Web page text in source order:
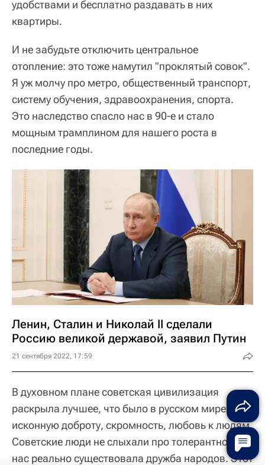
удобствами и бесплатно раздавать в них
квартиры.
И не забудьте отключить центральное
отопление: это тоже намутил "проклятый совок".
Я уж молчу про метро, общественный транспорт,
систему обучения, здравоохранения, спорта.
Это наследство спасло нас в 90-е и стало
мощным трамплином для нашего роста в
последние годы.
Ленин, Сталин и Николай II сделали
Россию великой державой, заявил Путин
21 сентября 2022, 17:59
В духовном плане советская цивилизация
раскрыла лучшее, что было в русском мире: его
исконную доброту, скромность, любовь к людям.
Советские люди не слыхали про толерантность, у
нас реально существовала дружба народов. Этот